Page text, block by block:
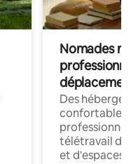
Nomades
déplacement
Des
confortables
professionnels
télétravail
et d'espaces